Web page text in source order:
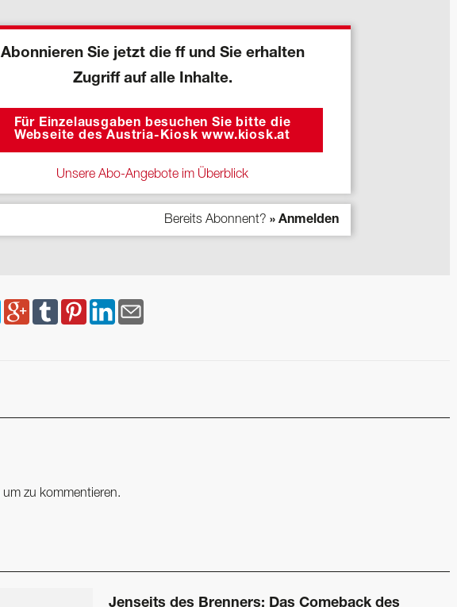
Abonnieren Sie jetzt die ff und Sie erhalten
Zugriff auf alle Inhalte.
Für Einzelausgaben besuchen Sie bitte die
Webseite des Austria-Kiosk www.kiosk.at
Unsere Abo-Angebote im Überblick
Bereits Abonnent? » Anmelden
um zu kommentieren.
Jenseits des Brenners: Das Comeback des